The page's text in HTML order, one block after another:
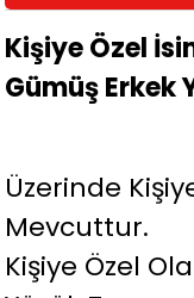
Kişiye Özel
Gümüş Erkek
Üzerinde
Mevcuttur.
Kişiye Özel